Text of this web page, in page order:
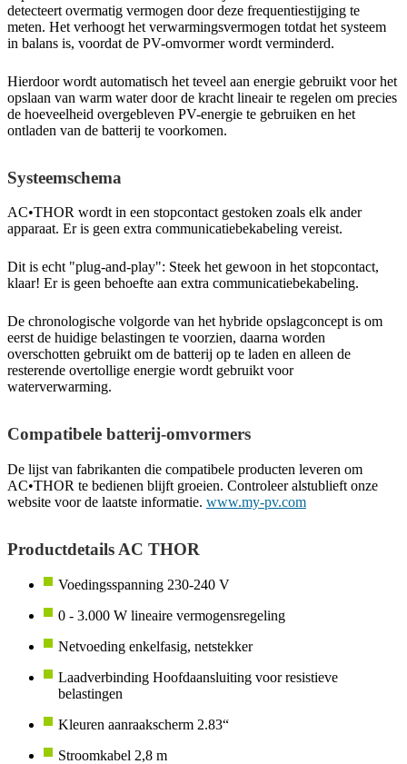
detecteert overmatig vermogen door deze frequentiestijging te
meten. Het verhoogt het verwarmingsvermogen totdat het systeem
in balans is, voordat de PV-omvormer wordt verminderd.
Hierdoor wordt automatisch het teveel aan energie gebruikt voor het
opslaan van warm water door de kracht lineair te regelen om precies
de hoeveelheid overgebleven PV-energie te gebruiken en het
ontladen van de batterij te voorkomen.
Systeemschema
AC•THOR wordt in een stopcontact gestoken zoals elk ander
apparaat. Er is geen extra communicatiebekabeling vereist.
Dit is echt "plug-and-play": Steek het gewoon in het stopcontact,
klaar! Er is geen behoefte aan extra communicatiebekabeling.
De chronologische volgorde van het hybride opslagconcept is om
eerst de huidige belastingen te voorzien, daarna worden
overschotten gebruikt om de batterij op te laden en alleen de
resterende overtollige energie wordt gebruikt voor
waterverwarming.
Compatibele batterij-omvormers
De lijst van fabrikanten die compatibele producten leveren om
AC•THOR te bedienen blijft groeien. Controleer alstublieft onze
website voor de laatste informatie. www.my-pv.com
Productdetails AC THOR
Voedingsspanning 230-240 V
0 - 3.000 W lineaire vermogensregeling
Netvoeding enkelfasig, netstekker
Laadverbinding Hoofdaansluiting voor resistieve
belastingen
Kleuren aanraakscherm 2.83“
Stroomkabel 2,8 m